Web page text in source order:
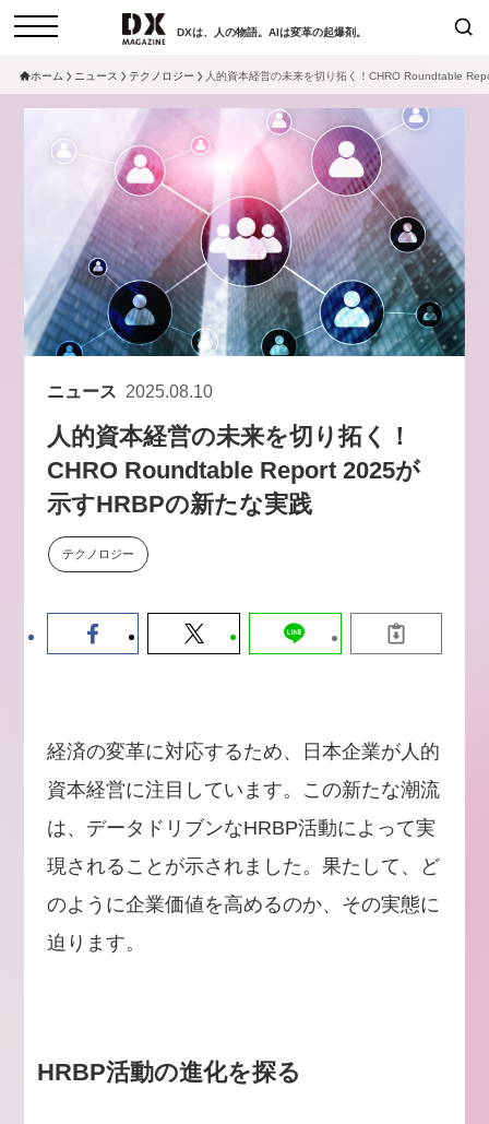
DXは、人の物語。AIは変革の起爆剤。
インタビュー
セミナー ニュース
サービスメニュー 日本オムニチャネル協会
トップページ
特集
動画
サイトマップ
お問い合わせ
個人情報保護法について
採用情報
検索
現在開催予定のセミナー
セミナー
【8/12開催】「イノベーションを
数値化する」～投資される事業の
学ぶ資金調達・巻き込みのリアル
2026-06-10
セミナー
【9/30開催】AIで何でもできる時
ホーム ニュース テクノロジー 人的資本経営の未来を切り拓く！CHRO Roundtable
ニュース 2025.08.10
人的資本経営の未来を切り拓く！
CHRO Roundtable Report 2025が
示すHRBPの新たな実践
テクノロジー
経済の変革に対応するため、日本企業が人的
資本経営に注目しています。この新たな潮流
は、データドリブンなHRBP活動によって実
現されることが示されました。果たして、ど
のように企業価値を高めるのか、その実態に
迫ります。
HRBP活動の進化を探る